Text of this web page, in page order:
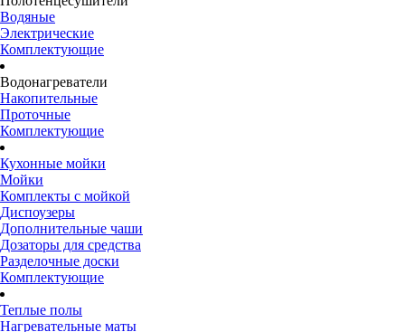
Водяные
Электрические
Комплектующие
Водонагреватели
Накопительные
Проточные
Комплектующие
Кухонные мойки
Мойки
Комплекты с мойкой
Диспоузеры
Дополнительные чаши
Дозаторы для средства
Разделочные доски
Комплектующие
Теплые полы
Нагревательные маты